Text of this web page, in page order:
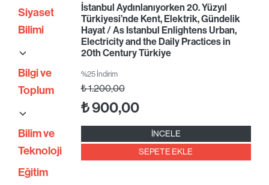
Siyaset
Bilimi
Bilgi ve
Toplum
Bilim ve
Teknoloji
Eğitim
İstanbul Aydınlanıyorken 20. Yüzyıl
Türkiyesi’nde Kent, Elektrik, Gündelik
Hayat / As Istanbul Enlightens Urban,
Electricity and the Daily Practices in
20th Century Türkiye
%25 İndirim
₺1.200,00
₺900,00
İNCELE
SEPETE EKLE